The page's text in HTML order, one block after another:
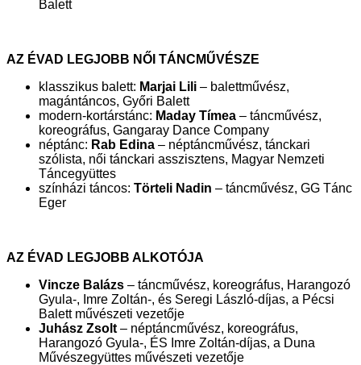
Balett
AZ ÉVAD LEGJOBB NŐI TÁNCMŰVÉSZE
klasszikus balett: Marjai Lili – balettművész,
magántáncos, Győri Balett
modern-kortárstánc: Maday Tímea – táncművész,
koreográfus, Gangaray Dance Company
néptánc: Rab Edina – néptáncművész, tánckari
szólista, női tánckari asszisztens, Magyar Nemzeti
Táncegyüttes
színházi táncos: Törteli Nadin – táncművész, GG Tánc
Eger
AZ ÉVAD LEGJOBB ALKOTÓJA
Vincze Balázs – táncművész, koreográfus, Harangozó
Gyula-, Imre Zoltán-, és Seregi László-díjas, a Pécsi
Balett művészeti vezetője
Juhász Zsolt – néptáncművész, koreográfus,
Harangozó Gyula-, ÉS Imre Zoltán-díjas, a Duna
Művészegyüttes művészeti vezetője